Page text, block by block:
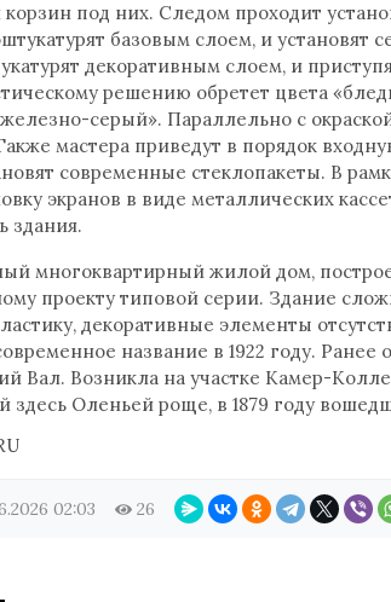
под них. Следом проходит
базовым слоем, и установят
декоративным слоем, и
решению обретет цвета
серый». Параллельно с
мастера приведут в порядок
современные стеклопакеты. В
экранов в виде металлических
здания.
многоквартирный жилой дом,
проекту типовой серии. Здание
декоративные элементы
название в 1922 году.
Вал. Возникла на участке Камер-
здесь Оленьей роще, в 1879 году
02:03 26